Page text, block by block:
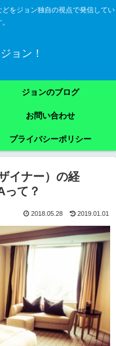
をジョン独自の視点で発信してい
ョン！
ジョンのブログ
お問い合わせ
プライバシーポリシー
イナー）の経
って？
2018.05.28 2019.01.01